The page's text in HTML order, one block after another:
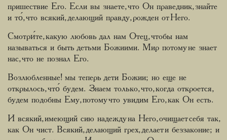
пришествие Его. Если вы знаете, что Он праведник, знайте
и то́, что всякий, делающий правду, рожден от Него.
Смотри́те, какую любовь дал нам Отец, чтобы нам
называться и быть детьми Божиими. Мир потому не знает
нас, что не познал Его.
Возлюбленные! мы теперь дети Божии; но еще не
открылось, что́ будем. Знаем только, что, когда откроется,
будем подобны Ему, потому что увидим Его, как Он есть.
И всякий, имеющий сию надежду на Него, очищает себя так,
как Он чист. Всякий, делающий грех, делает и беззаконие; и